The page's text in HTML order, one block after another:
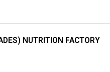
NUTRITION FACTORY